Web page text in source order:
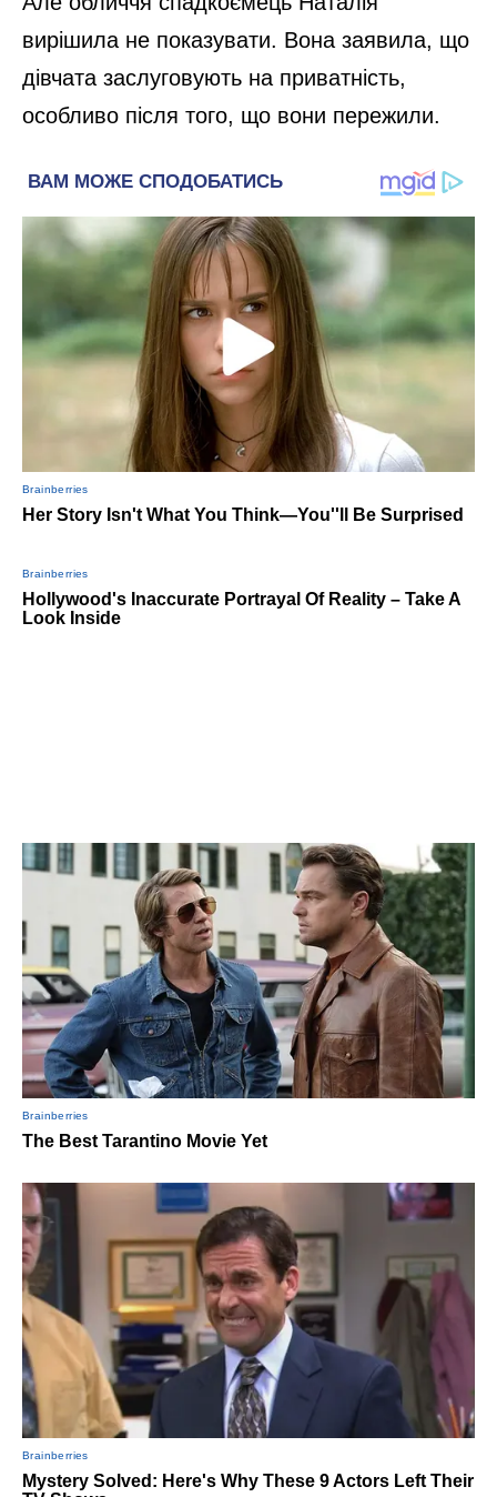
вирішила не показувати. Вона заявила, що
дівчата заслуговують на приватність,
особливо після того, що вони пережили.